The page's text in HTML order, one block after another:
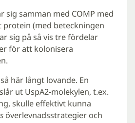
sig samman med COMP med
protein (med beteckningen
sig på så vis tre fördelar
för att kolonisera
här långt lovande. En
ut UspA2-molekylen, t.ex.
skulle effektivt kunna
överlevnadsstrategier och